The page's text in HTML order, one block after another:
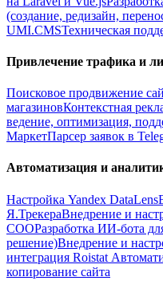
(создание, редизайн,
UMI.CMSТехническая
Привлечение трафика и
Поисковое продвижение
магазиновКонтекстная
ведение, оптимизация,
МаркетПарсер заявок в
Автоматизация и
Настройка Yandex DataLens
Я.ТрекераВнедрение и
СООРазработка ИИ-бота
решение)Внедрение и
интеграция Roistat
копирование сайта